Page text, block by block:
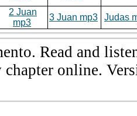
2 Juan
mp3
3 Juan mp3 Judas
Read and
chapter online.